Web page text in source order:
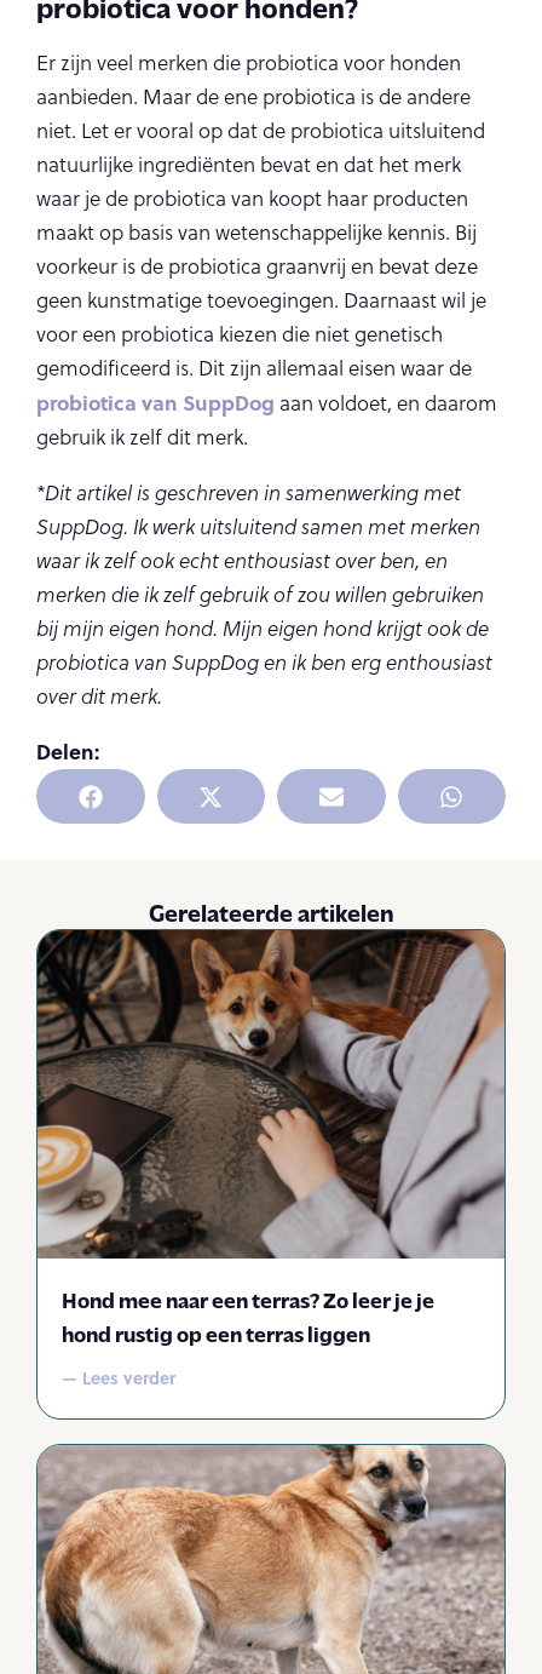
Delen:
Er zijn veel merken die probiotica voor honden
aanbieden. Maar de ene probiotica is de andere
niet. Let er vooral op dat de probiotica uitsluitend
natuurlijke ingrediënten bevat en dat het merk
waar je de probiotica van koopt haar producten
maakt op basis van wetenschappelijke kennis. Bij
voorkeur is de probiotica graanvrij en bevat deze
geen kunstmatige toevoegingen. Daarnaast wil je
voor een probiotica kiezen die niet genetisch
gemodificeerd is. Dit zijn allemaal eisen waar de
probiotica van SuppDog aan voldoet, en daarom
gebruik ik zelf dit merk.
*Dit artikel is geschreven in samenwerking met
SuppDog. Ik werk uitsluitend samen met merken
waar ik zelf ook echt enthousiast over ben, en
merken die ik zelf gebruik of zou willen gebruiken
bij mijn eigen hond. Mijn eigen hond krijgt ook de
probiotica van SuppDog en ik ben erg enthousiast
over dit merk.
Gerelateerde artikelen
Hond mee naar een terras? Zo leer je je
hond rustig op een terras liggen
— Lees verder